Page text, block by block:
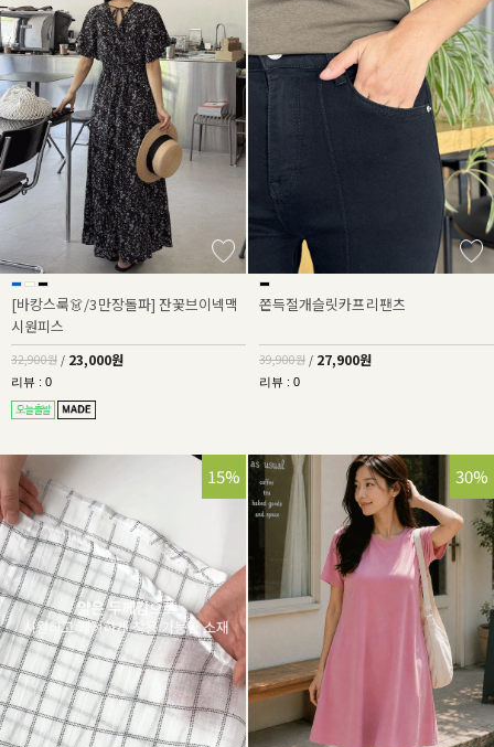
[바캉스룩👗/3만장돌파] 잔꽃브이넥맥
시원피스
32,900원 / 23,000원
리뷰 : 0
쫀득절개슬릿카프리팬츠
39,900원 / 27,900원
리뷰 : 0
15% 30%